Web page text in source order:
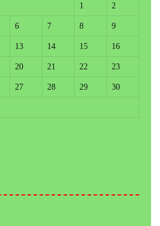
1 2
6 7 8 9
13 14 15 16
20 21 22 23
27 28 29 30